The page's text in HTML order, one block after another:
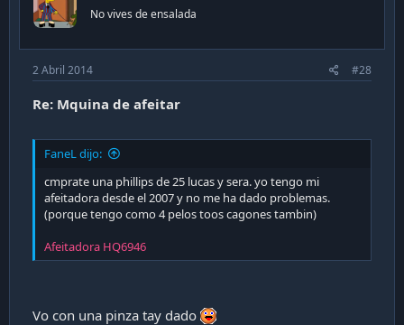
No vives de ensalada
2 Abril 2014 #28
Re: Mquina de afeitar
FaneL dijo:
cmprate una phillips de 25 lucas y sera. yo tengo mi
afeitadora desde el 2007 y no me ha dado problemas.
(porque tengo como 4 pelos toos cagones tambin)
Afeitadora HQ6946
Vo con una pinza tay dado